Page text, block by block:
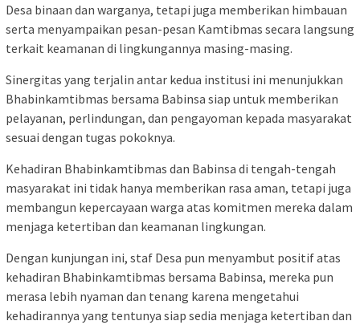
Desa binaan dan warganya, tetapi juga memberikan himbauan
serta menyampaikan pesan-pesan Kamtibmas secara langsung
terkait keamanan di lingkungannya masing-masing.
Sinergitas yang terjalin antar kedua institusi ini menunjukkan
Bhabinkamtibmas bersama Babinsa siap untuk memberikan
pelayanan, perlindungan, dan pengayoman kepada masyarakat
sesuai dengan tugas pokoknya.
Kehadiran Bhabinkamtibmas dan Babinsa di tengah-tengah
masyarakat ini tidak hanya memberikan rasa aman, tetapi juga
membangun kepercayaan warga atas komitmen mereka dalam
menjaga ketertiban dan keamanan lingkungan.
Dengan kunjungan ini, staf Desa pun menyambut positif atas
kehadiran Bhabinkamtibmas bersama Babinsa, mereka pun
merasa lebih nyaman dan tenang karena mengetahui
kehadirannya yang tentunya siap sedia menjaga ketertiban dan